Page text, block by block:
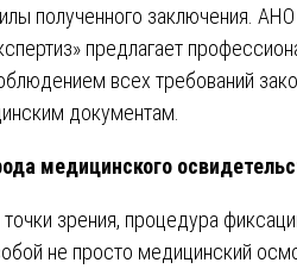
полученного заключения.
предлагает
всех требований
документам.
медицинского
зрения, процедура
не просто медицинский